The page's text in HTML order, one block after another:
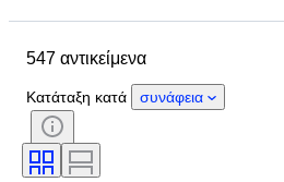
Μέγεθος μπουκαλιού
Περιοχή
Ποικιλίες σταφυλιών
Επωνυμία/ταξινόμηση κρασιού
Wine Fill Level
547 αντικείμενα
Κατάταξη κατά συνάφεια